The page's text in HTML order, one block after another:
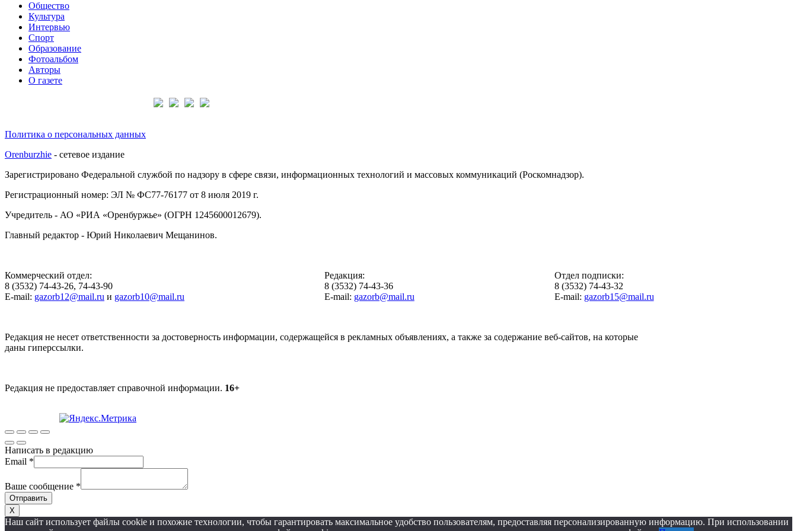
Общество
Культура
Интервью
Спорт
Образование
Фотоальбом
Авторы
О газете
Политика о персональных данных
Orenburzhie - сетевое издание
Зарегистрировано Федеральной службой по надзору в сфере связи, информационных технологий и массовых коммуникаций (Роскомнадзор).
Регистрационный номер: ЭЛ № ФС77-76177 от 8 июля 2019 г.
Учредитель - АО «РИА «Оренбуржье» (ОГРН 1245600012679).
Главный редактор - Юрий Николаевич Мещанинов.
Коммерческий отдел:
8 (3532) 74-43-26, 74-43-90
E-mail: gazorb12@mail.ru и gazorb10@mail.ru
Редакция:
8 (3532) 74-43-36
E-mail: gazorb@mail.ru
Отдел подписки:
8 (3532) 74-43-32
E-mail: gazorb15@mail.ru
Редакция не несет ответственности за достоверность информации, содержащейся в рекламных объявлениях, а также за содержание веб-сайтов, на которые
даны гиперссылки.
Редакция не предоставляет справочной информации. 16+
Написать в редакцию
Email *
Ваше сообщение *
Отправить
X
Наш сайт использует файлы cookie и похожие технологии, чтобы гарантировать максимальное удобство пользователям, предоставляя персонализированную информацию. При использовании